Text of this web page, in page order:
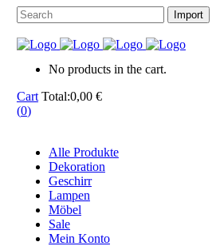
No products in the cart.
Cart Total:0,00 €
(0)
Alle Produkte
Dekoration
Geschirr
Lampen
Möbel
Sale
Mein Konto